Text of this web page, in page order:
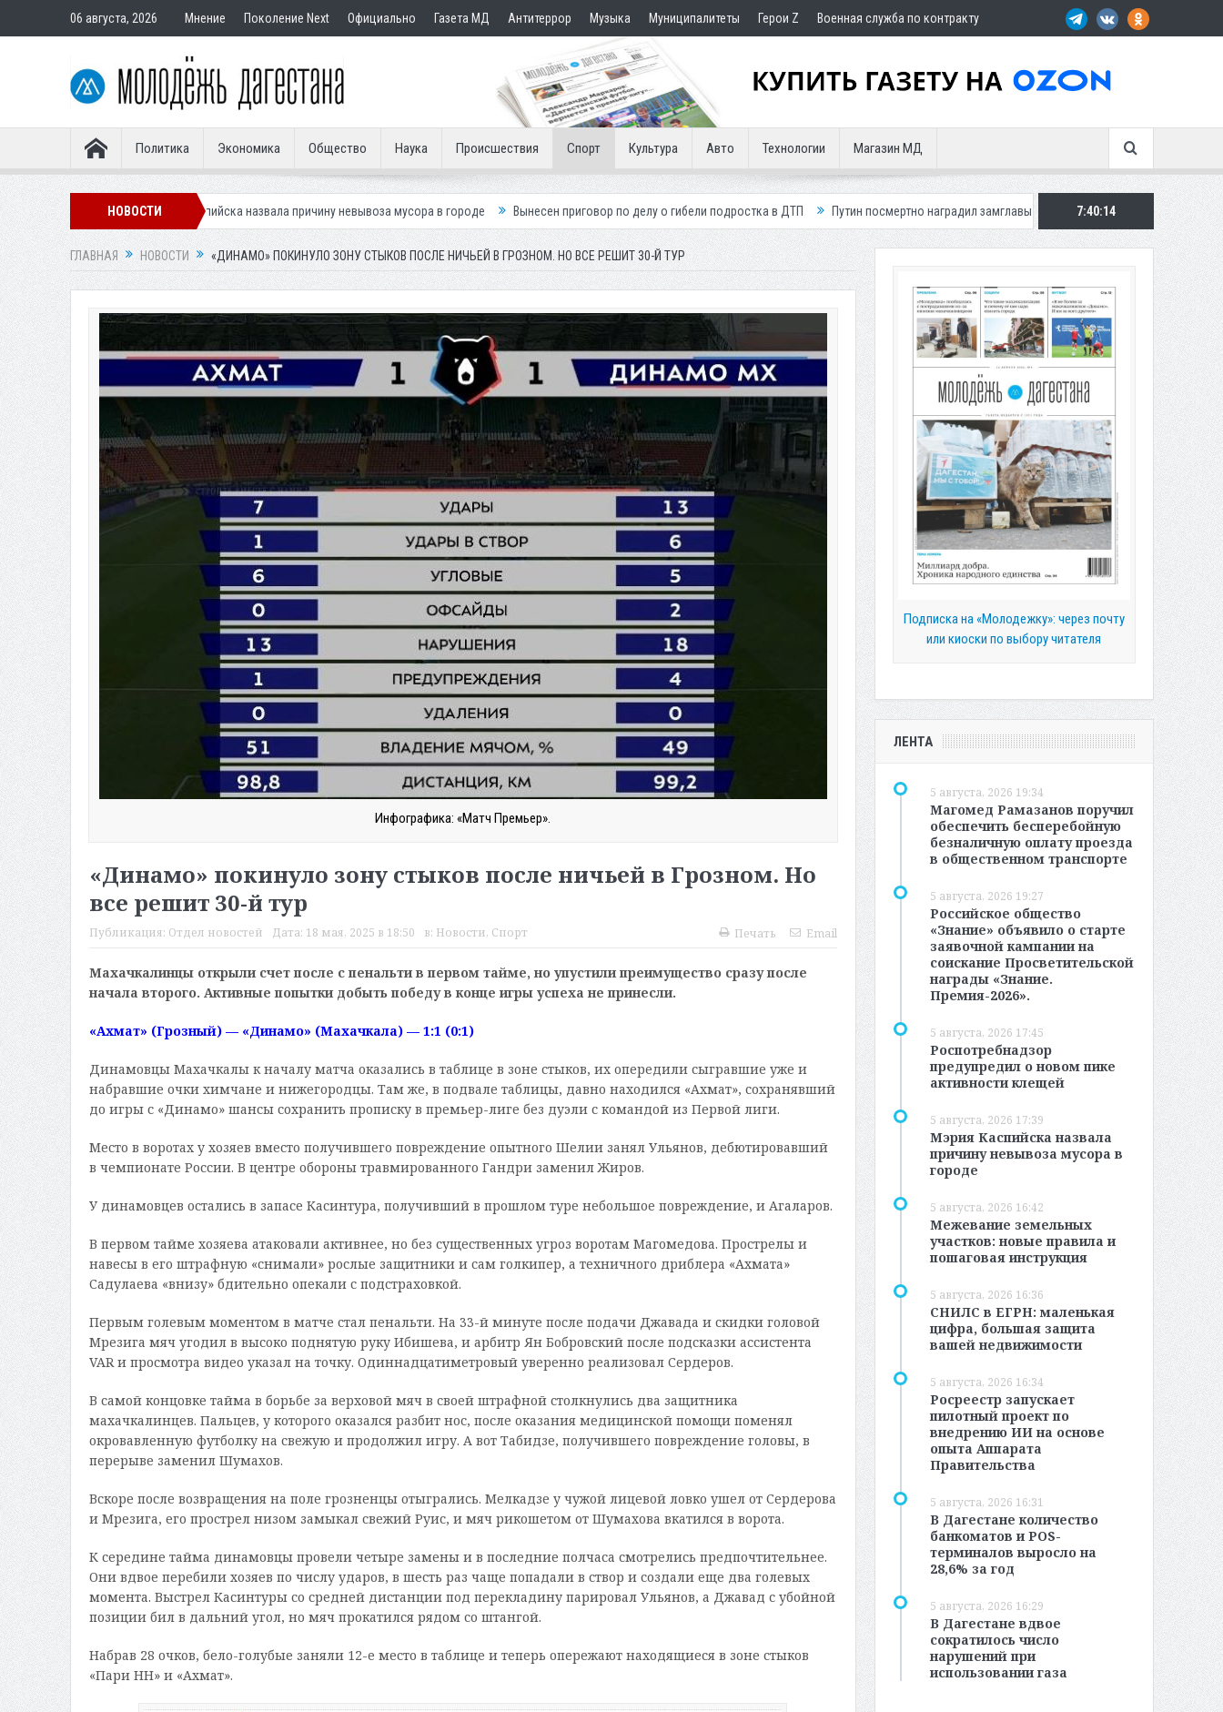
06 августа, 2026 Мнение Поколение Next Официально Газета МД Антитеррор Музыка Муниципалитеты Герои Z Военная служба по контракту
Политика Экономика Общество Наука Происшествия Спорт Культура Авто Технологии Магазин МД
НОВОСТИ
Мэрия Каспийска назвала причину невывоза мусора в городе Вынесен приговор по делу о гибели подростка в ДТП Путин посмертно наградил замглавы Шамильского района Три автомобиля сгорели
7:40:15
ГЛАВНАЯ НОВОСТИ «ДИНАМО» ПОКИНУЛО ЗОНУ СТЫКОВ ПОСЛЕ НИЧЬЕЙ В ГРОЗНОМ. НО ВСЕ РЕШИТ 30-Й ТУР
Инфографика: «Матч Премьер».
«Динамо» покинуло зону стыков после ничьей в Грозном. Но
все решит 30-й тур
Публикация: Отдел новостей Дата: 18 мая, 2025 в 18:50 в: Новости, Спорт Печать Email
Махачкалинцы открыли счет после с пенальти в первом тайме, но упустили преимущество сразу после
начала второго. Активные попытки добыть победу в конце игры успеха не принесли.
«Ахмат» (Грозный) — «Динамо» (Махачкала) — 1:1 (0:1)
Динамовцы Махачкалы к началу матча оказались в таблице в зоне стыков, их опередили сыгравшие уже и
набравшие очки химчане и нижегородцы. Там же, в подвале таблицы, давно находился «Ахмат», сохранявший
до игры с «Динамо» шансы сохранить прописку в премьер-лиге без дуэли с командой из Первой лиги.
Место в воротах у хозяев вместо получившего повреждение опытного Шелии занял Ульянов, дебютировавший
в чемпионате России. В центре обороны травмированного Гандри заменил Жиров.
У динамовцев остались в запасе Касинтура, получивший в прошлом туре небольшое повреждение, и Агаларов.
В первом тайме хозяева атаковали активнее, но без существенных угроз воротам Магомедова. Прострелы и
навесы в его штрафную «снимали» рослые защитники и сам голкипер, а техничного дриблера «Ахмата»
Садулаева «внизу» бдительно опекали с подстраховкой.
Первым голевым моментом в матче стал пенальти. На 33-й минуте после подачи Джавада и скидки головой
Мрезига мяч угодил в высоко поднятую руку Ибишева, и арбитр Ян Бобровский после подсказки ассистента
VAR и просмотра видео указал на точку. Одиннадцатиметровый уверенно реализовал Сердеров.
В самой концовке тайма в борьбе за верховой мяч в своей штрафной столкнулись два защитника
махачкалинцев. Пальцев, у которого оказался разбит нос, после оказания медицинской помощи поменял
окровавленную футболку на свежую и продолжил игру. А вот Табидзе, получившего повреждение головы, в
перерыве заменил Шумахов.
Вскоре после возвращения на поле грозненцы отыгрались. Мелкадзе у чужой лицевой ловко ушел от Сердерова
и Мрезига, его прострел низом замыкал свежий Руис, и мяч рикошетом от Шумахова вкатился в ворота.
К середине тайма динамовцы провели четыре замены и в последние полчаса смотрелись предпочтительнее.
Они вдвое перебили хозяев по числу ударов, в шесть раз чаще попадали в створ и создали еще два голевых
момента. Выстрел Касинтуры со средней дистанции под перекладину парировал Ульянов, а Джавад с убойной
позиции бил в дальний угол, но мяч прокатился рядом со штангой.
Набрав 28 очков, бело-голубые заняли 12-е место в таблице и теперь опережают находящиеся в зоне стыков
«Пари НН» и «Ахмат».
Подписка на «Молодежку»: через почту
или киоски по выбору читателя
ЛЕНТА
5 августа, 2026 19:34
Магомед Рамазанов поручил
обеспечить бесперебойную
безналичную оплату проезда
в общественном транспорте
5 августа, 2026 19:27
Российское общество
«Знание» объявило о старте
заявочной кампании на
соискание Просветительской
награды «Знание.
Премия-2026».
5 августа, 2026 17:45
Роспотребнадзор
предупредил о новом пике
активности клещей
5 августа, 2026 17:39
Мэрия Каспийска назвала
причину невывоза мусора в
городе
5 августа, 2026 16:42
Межевание земельных
участков: новые правила и
пошаговая инструкция
5 августа, 2026 16:36
СНИЛС в ЕГРН: маленькая
цифра, большая защита
вашей недвижимости
5 августа, 2026 16:34
Росреестр запускает
пилотный проект по
внедрению ИИ на основе
опыта Аппарата
Правительства
5 августа, 2026 16:31
В Дагестане количество
банкоматов и POS-
терминалов выросло на
28,6% за год
5 августа, 2026 16:29
В Дагестане вдвое
сократилось число
нарушений при
использовании газа